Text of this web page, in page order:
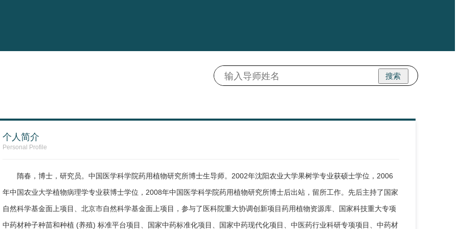
搜索
个人简介
Personal Profile
隋春，博士，研究员。中国医学科学院药用植物研究所博士生导师。2002年沈阳农业大学果树学专业获硕士学位，2006
年中国农业大学植物病理学专业获博士学位，2008年中国医学科学院药用植物研究所博士后出站，留所工作。先后主持了国家
自然科学基金面上项目、北京市自然科学基金面上项目，参与了医科院重大协调创新项目药用植物资源库、国家科技重大专项
中药材种子种苗和种植 (养殖) 标准平台项目、国家中药标准化项目、国家中药现代化项目、中医药行业科研专项项目、中药材